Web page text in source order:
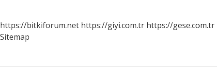
https://bitkiforum.net https://giyi.com.tr https://gese.com.tr
Sitemap